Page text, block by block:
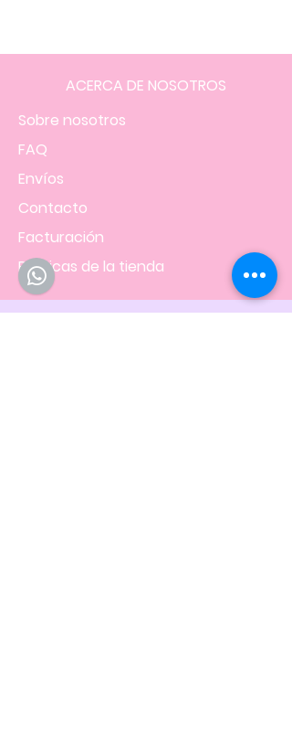
ACERCA DE NOSOTROS
Sobre nosotros
FAQ
Envíos
Contacto
Facturación
Políticas de la tienda